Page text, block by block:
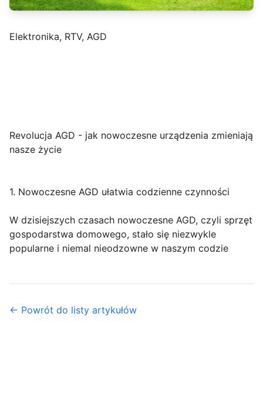
Elektronika, RTV, AGD
Revolucja AGD - jak nowoczesne urządzenia zmieniają
nasze życie
1. Nowoczesne AGD ułatwia codzienne czynności
W dzisiejszych czasach nowoczesne AGD, czyli sprzęt
gospodarstwa domowego, stało się niezwykle
popularne i niemal nieodzowne w naszym codzie
← Powrót do listy artykułów